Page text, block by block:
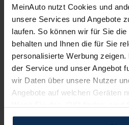
MeinAuto nutzt Cookies und
unsere Services und Angebote
laufen. So können wir für Sie
behalten und Ihnen die für Sie
personalisierte Werbung
der Service und unser Angebot
wir Daten über unsere Nutzer
Angebote auf welchen Geräten
und erlauben uns Cookies für
Erfahren Sie mehr über das Urteil
Testberichte